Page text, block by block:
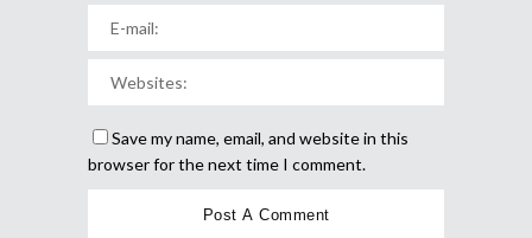
Save my name, email, and website in this
browser for the next time I comment.